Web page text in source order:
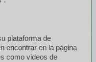
plataforma de
encontrar en la página
como videos de